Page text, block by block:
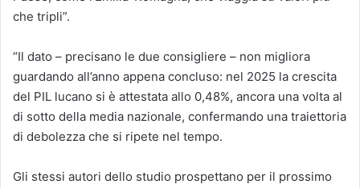
che tripli”.
“Il dato – precisano le due consigliere – non migliora
guardando all’anno appena concluso: nel 2025 la crescita
del PIL lucano si è attestata allo 0,48%, ancora una volta al
di sotto della media nazionale, confermando una traiettoria
di debolezza che si ripete nel tempo.
Gli stessi autori dello studio prospettano per il prossimo